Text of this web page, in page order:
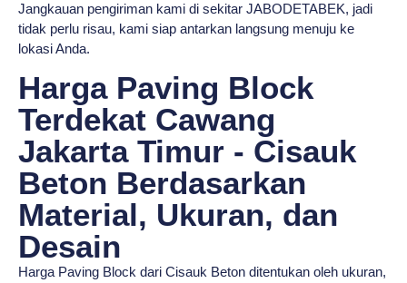
Jangkauan pengiriman kami di sekitar JABODETABEK, jadi
tidak perlu risau, kami siap antarkan langsung menuju ke
lokasi Anda.
Harga Paving Block
Terdekat Cawang
Jakarta Timur - Cisauk
Beton Berdasarkan
Material, Ukuran, dan
Desain
Harga Paving Block dari Cisauk Beton ditentukan oleh ukuran,